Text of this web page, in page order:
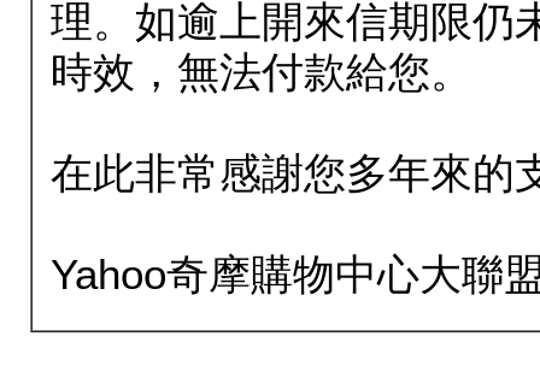
理。如逾上開來信期限仍
時效，無法付款給您。
在此非常感謝您多年來的
Yahoo奇摩購物中心大